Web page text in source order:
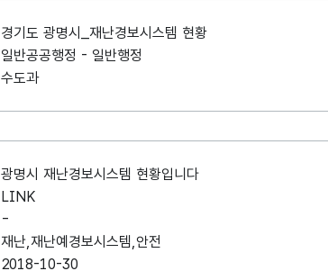
경기도 광명시_재난경보시스템 현황
일반공공행정 - 일반행정
수도과
광명시 재난경보시스템 현황입니다
LINK
-
재난,재난예경보시스템,안전
2018-10-30